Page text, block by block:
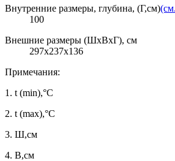
Внутренние размеры, глубина, (Г,см)
100
Внешние размеры (ШхВхГ), см
297x237x136
Примечания:
1. t (min),°C
2. t (max),°C
3. Ш,см
4. В,см